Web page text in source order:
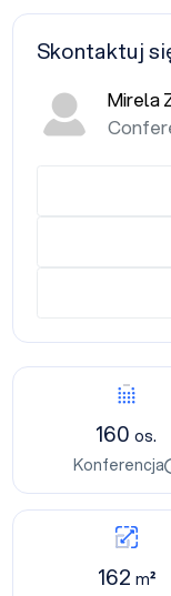
160os.
Konferencja
162 m²
Skontaktuj
Mirela